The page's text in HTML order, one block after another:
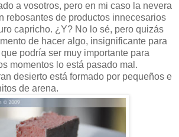
a vosotros, pero en mi caso la nevera
rebosantes de productos innecesarios
capricho. ¿Y? No lo sé, pero quizás
de hacer algo, insignificante para
podría ser muy importante para
momentos lo está pasado mal.
desierto está formado por pequeños e
de arena.